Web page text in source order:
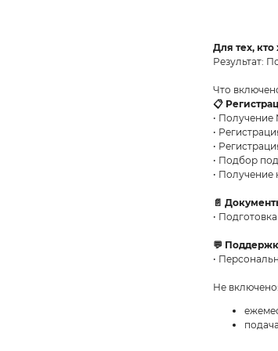
Для тех,
Результат:
Что
📋
• Получение
•
•
• Подбор
• Получение
📄
•
💬
•
Не включено: